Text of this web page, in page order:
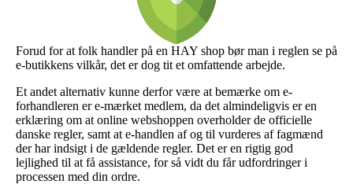
Forud for at folk handler på en HAY shop bør man i reglen se på
e-butikkens vilkår, det er dog tit et omfattende arbejde.
Et andet alternativ kunne derfor være at bemærke om e-
forhandleren er e-mærket medlem, da det almindeligvis er en
erklæring om at online webshoppen overholder de officielle
danske regler, samt at e-handlen af og til vurderes af fagmænd
der har indsigt i de gældende regler. Det er en rigtig god
lejlighed til at få assistance, for så vidt du får udfordringer i
processen med din ordre.